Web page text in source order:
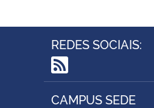
REDES SOCIAIS:
RSS
CAMPUS SEDE